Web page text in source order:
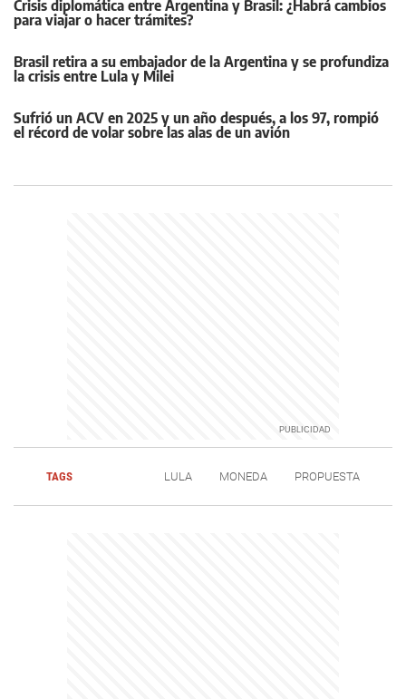
Crisis diplomática entre Argentina y Brasil: ¿Habrá cambios
para viajar o hacer trámites?
Brasil retira a su embajador de la Argentina y se profundiza
la crisis entre Lula y Milei
Sufrió un ACV en 2025 y un año después, a los 97, rompió
el récord de volar sobre las alas de un avión
TAGS LULA MONEDA PROPUESTA